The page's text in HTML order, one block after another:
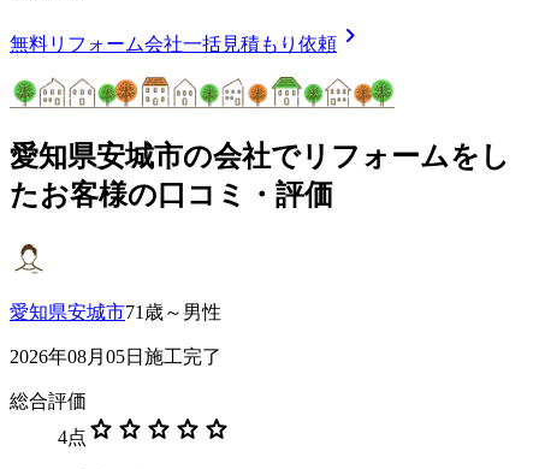
無料リフォーム会社一括見積もり依頼 chevron_right
愛知県安城市の会社でリフォームをし
たお客様の口コミ・評価
愛知県安城市71歳～男性
2026年08月05日施工完了
総合評価
4点 star star star star star